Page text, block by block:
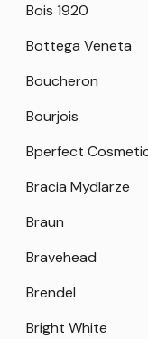
Bois 1920
Bottega Veneta
Boucheron
Bourjois
Bperfect
Bracia Mydlarze
Braun
Bravehead
Brendel
Bright White